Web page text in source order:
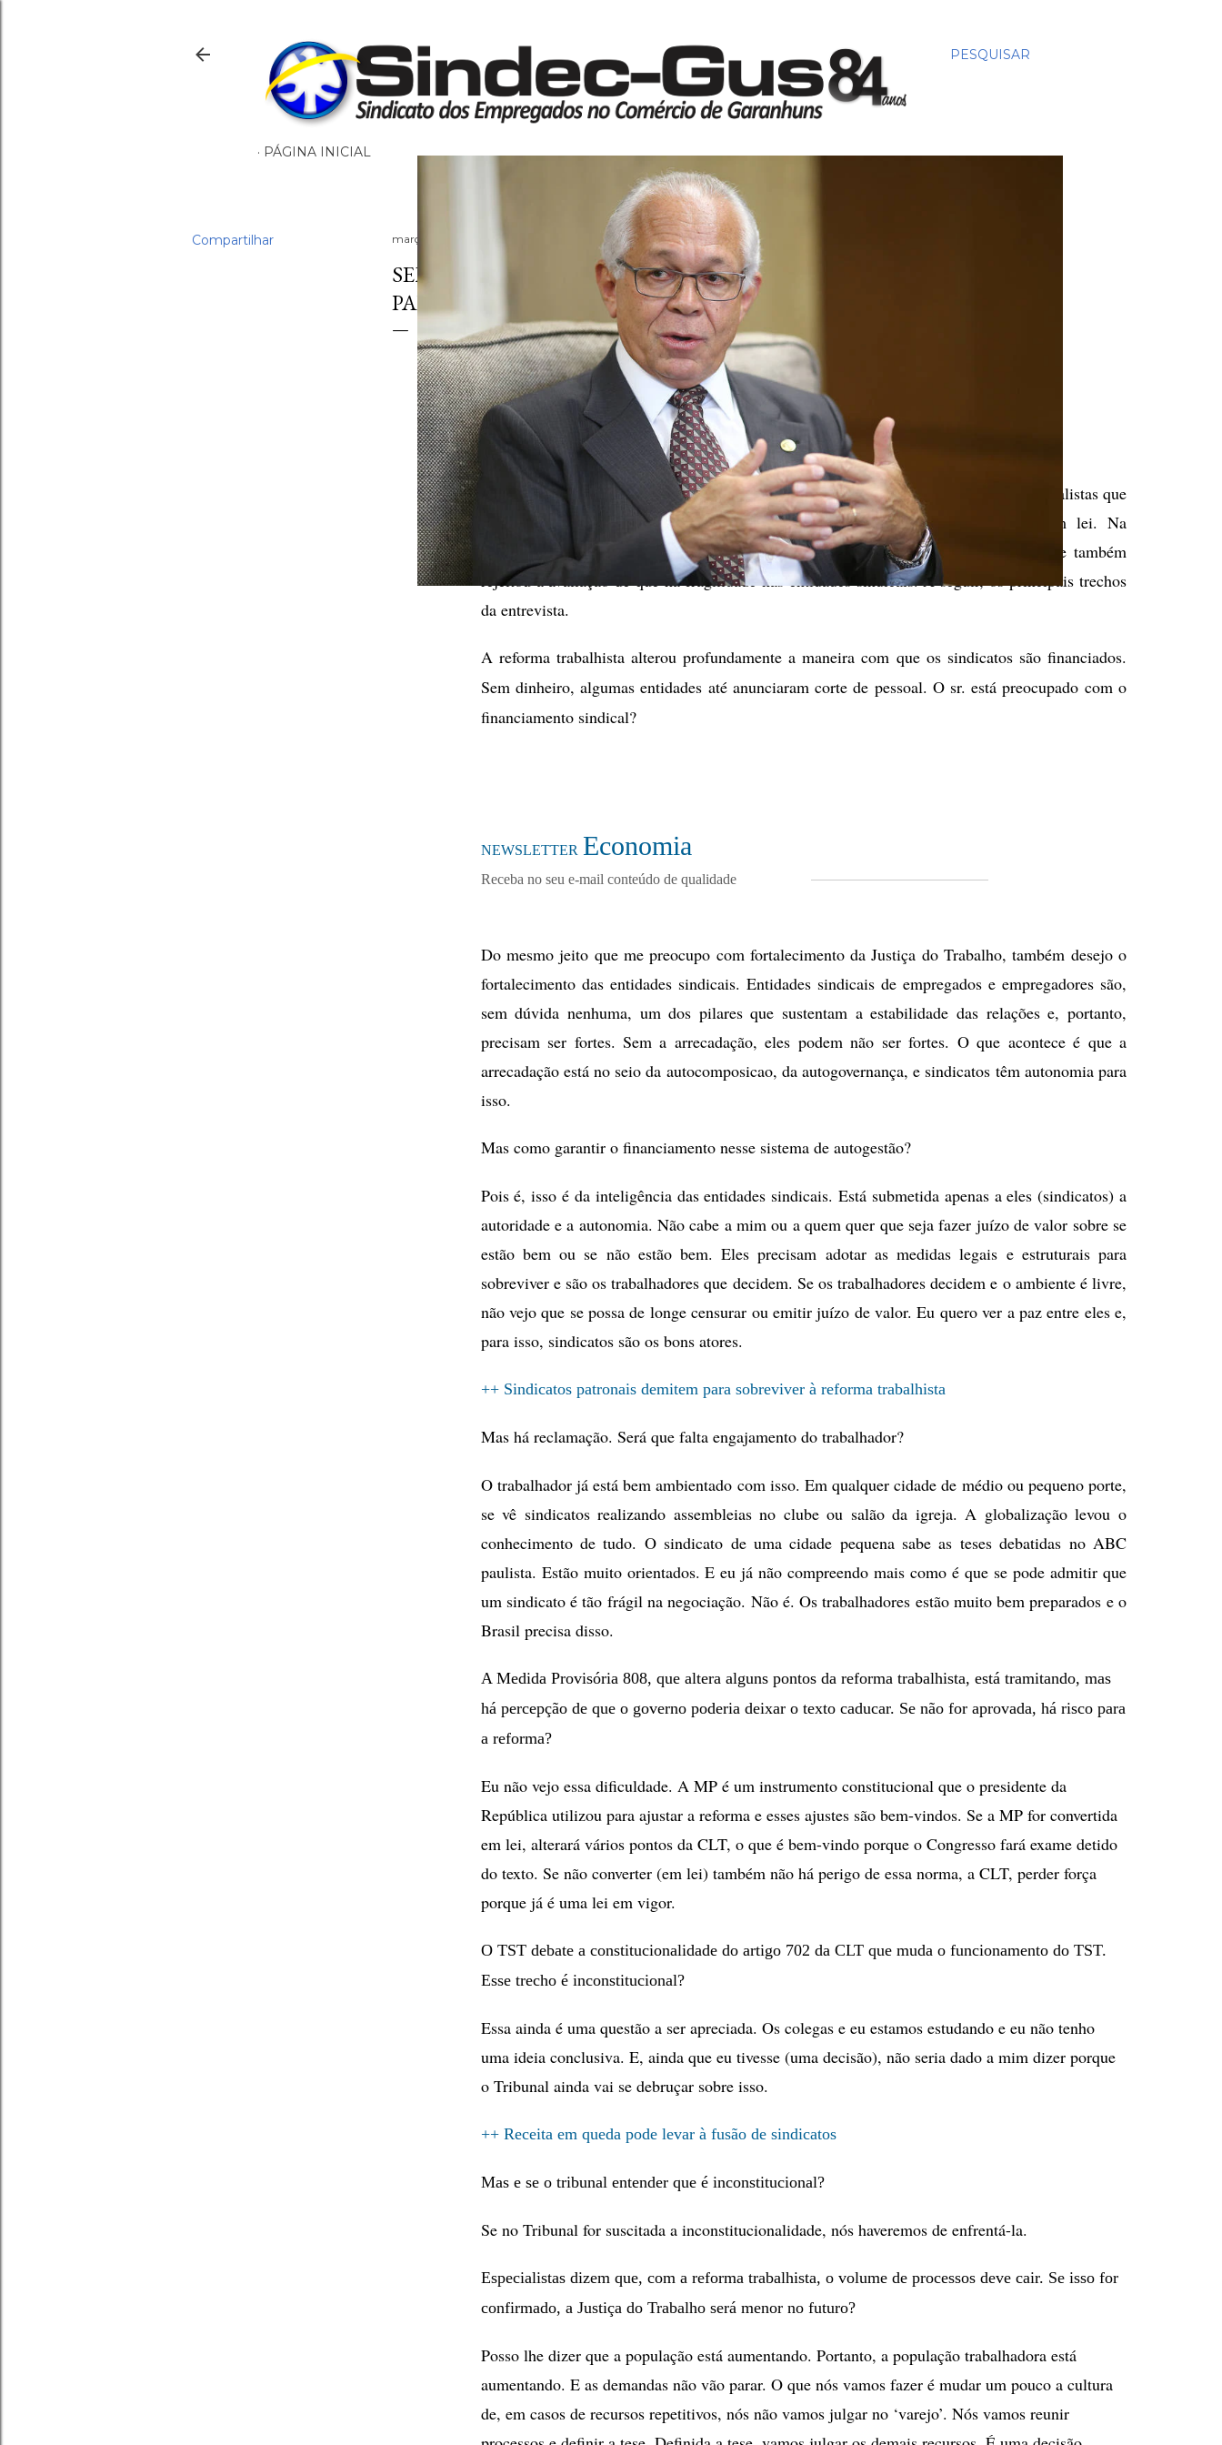
PESQUISAR
PÁGINA INICIAL
Compartilhar março 27, 2018
SEM IMPOSTO, SINDICATOS PRECISAM ADOTAR MEDIDAS
PARA SOBREVIVER
João Batista Brito Pereira, presidente do Tribunal Superior do Trabalho
Demanda trabalhista não vai parar, diz Brito Pereira Foto: Dida Sampaio/Estadão
A posição do novo presidente do TST vai na contramão da expectativa de alguns sindicalistas que
esperavam apoio a uma eventual contribuição voluntária a ser regulamentada em lei. Na
entrevista concedida ao
Estadão/Broadcast, Brito Pereira defendeu a autorregulação e também
rejeitou a avaliação de que há fragilidade nas entidades sindicais. A seguir, os principais trechos
da entrevista.
A reforma trabalhista alterou profundamente a maneira com que os sindicatos são financiados.
Sem dinheiro, algumas entidades até anunciaram corte de pessoal. O sr. está preocupado com o
financiamento sindical?
NEWSLETTER Economia
Receba no seu e-mail conteúdo de qualidade
Do mesmo jeito que me preocupo com fortalecimento da Justiça do Trabalho, também desejo o
fortalecimento das entidades sindicais. Entidades sindicais de empregados e empregadores são,
sem dúvida nenhuma, um dos pilares que sustentam a estabilidade das relações e, portanto,
precisam ser fortes. Sem a arrecadação, eles podem não ser fortes. O que acontece é que a
arrecadação está no seio da autocomposicao, da autogovernança, e sindicatos têm autonomia para
isso.
Mas como garantir o financiamento nesse sistema de autogestão?
Pois é, isso é da inteligência das entidades sindicais. Está submetida apenas a eles (sindicatos) a
autoridade e a autonomia. Não cabe a mim ou a quem quer que seja fazer juízo de valor sobre se
estão bem ou se não estão bem. Eles precisam adotar as medidas legais e estruturais para
sobreviver e são os trabalhadores que decidem. Se os trabalhadores decidem e o ambiente é livre,
não vejo que se possa de longe censurar ou emitir juízo de valor. Eu quero ver a paz entre eles e,
para isso, sindicatos são os bons atores.
++ Sindicatos patronais demitem para sobreviver à reforma trabalhista
Mas há reclamação. Será que falta engajamento do trabalhador?
O trabalhador já está bem ambientado com isso. Em qualquer cidade de médio ou pequeno porte,
se vê sindicatos realizando assembleias no clube ou salão da igreja. A globalização levou o
conhecimento de tudo. O sindicato de uma cidade pequena sabe as teses debatidas no ABC
paulista. Estão muito orientados. E eu já não compreendo mais como é que se pode admitir que
um sindicato é tão frágil na negociação. Não é. Os trabalhadores estão muito bem preparados e o
Brasil precisa disso.
A Medida Provisória 808, que altera alguns pontos da reforma trabalhista, está tramitando, mas
há percepção de que o governo poderia deixar o texto caducar. Se não for aprovada, há risco para
a reforma?
Eu não vejo essa dificuldade. A MP é um instrumento constitucional que o presidente da
República utilizou para ajustar a reforma e esses ajustes são bem-vindos. Se a MP for convertida
em lei, alterará vários pontos da CLT, o que é bem-vindo porque o Congresso fará exame detido
do texto. Se não converter (em lei) também não há perigo de essa norma, a CLT, perder força
porque já é uma lei em vigor.
O TST debate a constitucionalidade do artigo 702 da CLT que muda o funcionamento do TST.
Esse trecho é inconstitucional?
Essa ainda é uma questão a ser apreciada. Os colegas e eu estamos estudando e eu não tenho
uma ideia conclusiva. E, ainda que eu tivesse (uma decisão), não seria dado a mim dizer porque
o Tribunal ainda vai se debruçar sobre isso.
++ Receita em queda pode levar à fusão de sindicatos
Mas e se o tribunal entender que é inconstitucional?
Se no Tribunal for suscitada a inconstitucionalidade, nós haveremos de enfrentá-la.
Especialistas dizem que, com a reforma trabalhista, o volume de processos deve cair. Se isso for
confirmado, a Justiça do Trabalho será menor no futuro?
Posso lhe dizer que a população está aumentando. Portanto, a população trabalhadora está
aumentando. E as demandas não vão parar. O que nós vamos fazer é mudar um pouco a cultura
de, em casos de recursos repetitivos, nós não vamos julgar no ‘varejo’. Nós vamos reunir